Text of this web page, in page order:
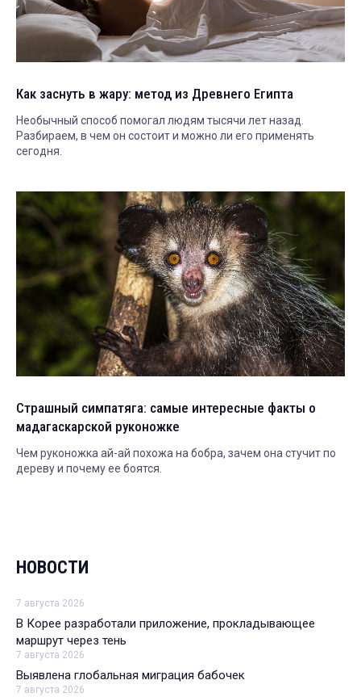
Как заснуть в жару: метод из Древнего Египта
Необычный способ помогал людям тысячи лет назад.
Разбираем, в чем он состоит и можно ли его применять
сегодня.
Страшный симпатяга: самые интересные факты о
мадагаскарской руконожке
Чем руконожка ай-ай похожа на бобра, зачем она стучит по
дереву и почему ее боятся.
НОВОСТИ
7 августа 2026
В Корее разработали приложение, прокладывающее
маршрут через тень
7 августа 2026
Выявлена глобальная миграция бабочек
7 августа 2026